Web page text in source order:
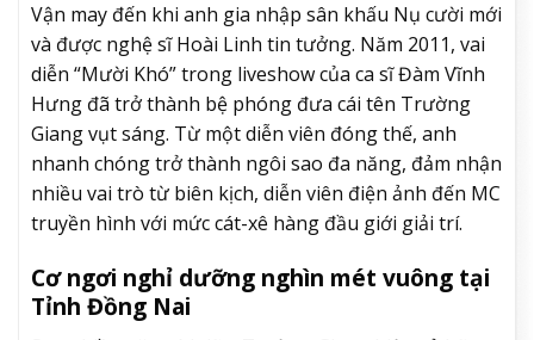
Vận may đến khi anh gia nhập sân khấu Nụ cười mới
và được nghệ sĩ Hoài Linh tin tưởng. Năm 2011, vai
diễn “Mười Khó” trong liveshow của ca sĩ Đàm Vĩnh
Hưng đã trở thành bệ phóng đưa cái tên Trường
Giang vụt sáng. Từ một diễn viên đóng thế, anh
nhanh chóng trở thành ngôi sao đa năng, đảm nhận
nhiều vai trò từ biên kịch, diễn viên điện ảnh đến MC
truyền hình với mức cát-xê hàng đầu giới giải trí.
Cơ ngơi nghỉ dưỡng nghìn mét vuông tại
Tỉnh Đồng Nai